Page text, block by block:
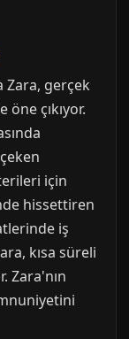
Zara, gerçek
çıkıyor.
için
hissettiren
iş
kısa süreli
Zara'nın